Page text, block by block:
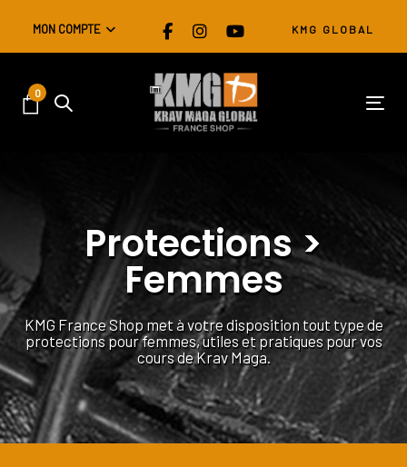
navigation
Skip
MON COMPTE KMG GLOBAL
0
Protections >
Femmes
KMG France Shop met à votre disposition tout type de
protections pour femmes, utiles et pratiques pour vos
cours de Krav Maga.